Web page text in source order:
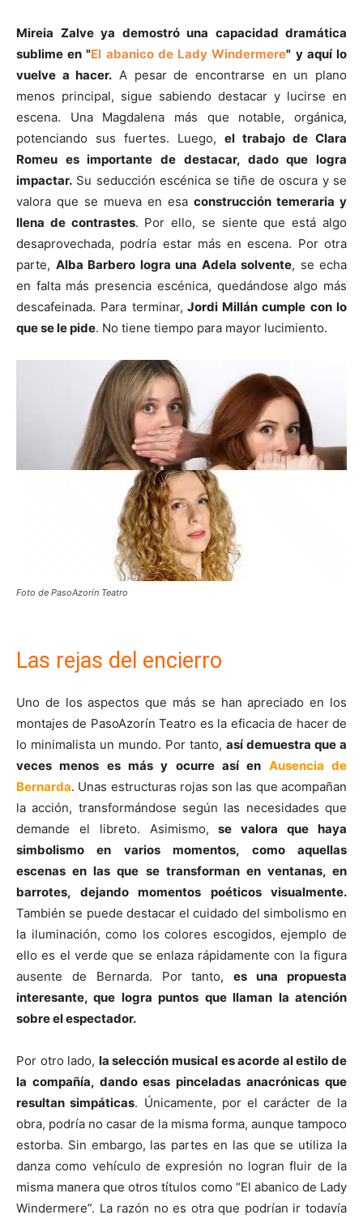
Mireia Zalve ya demostró una capacidad dramática
sublime en "El abanico de Lady Windermere" y aquí lo
vuelve a hacer. A pesar de encontrarse en un plano
menos principal, sigue sabiendo destacar y lucirse en
escena. Una Magdalena más que notable, orgánica,
potenciando sus fuertes. Luego, el trabajo de Clara
Romeu es importante de destacar, dado que logra
impactar. Su seducción escénica se tiñe de oscura y se
valora que se mueva en esa construcción temeraria y
llena de contrastes. Por ello, se siente que está algo
desaprovechada, podría estar más en escena. Por otra
parte, Alba Barbero logra una Adela solvente, se echa
en falta más presencia escénica, quedándose algo más
descafeinada. Para terminar, Jordi Millán cumple con lo
que se le pide. No tiene tiempo para mayor lucimiento.
Foto de PasoAzorín Teatro
Las rejas del encierro
Uno de los aspectos que más se han apreciado en los
montajes de PasoAzorín Teatro es la eficacia de hacer de
lo minimalista un mundo. Por tanto, así demuestra que a
veces menos es más y ocurre así en Ausencia de
Bernarda. Unas estructuras rojas son las que acompañan
la acción, transformándose según las necesidades que
demande el libreto. Asimismo,se valora que haya
simbolismo en varios momentos, como aquellas
escenas en las que se transforman en ventanas, en
barrotes, dejando momentos poéticos visualmente.
También se puede destacar el cuidado del simbolismo en
la iluminación, como los colores escogidos, ejemplo de
ello es el verde que se enlaza rápidamente con la figura
ausente de Bernarda. Por tanto,es una propuesta
interesante, que logra puntos que llaman la atención
sobre el espectador.
Por otro lado, la selección musical es acorde al estilo de
la compañía, dando esas pinceladas anacrónicas que
resultan simpáticas. Únicamente, por el carácter de la
obra, podría no casar de la misma forma, aunque tampoco
estorba. Sin embargo, las partes en las que se utiliza la
danza como vehículo de expresión no logran fluir de la
misma manera que otros títulos como “El abanico de Lady
Windermere”. La razón no es otra que podrían ir todavía